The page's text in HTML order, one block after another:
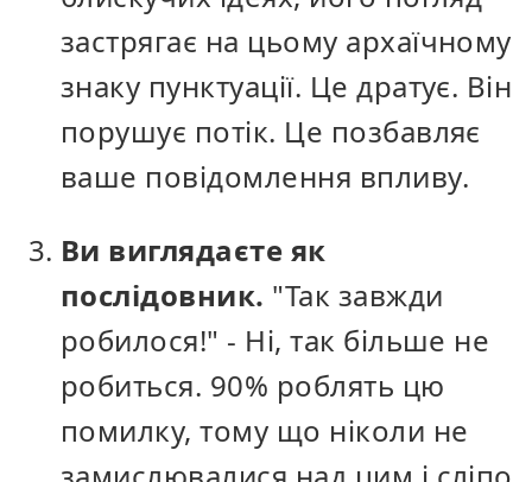
застрягає на цьому архаїчному
знаку пунктуації. Це дратує. Він
порушує потік. Це позбавляє
ваше повідомлення впливу.
Ви виглядаєте як
послідовник. "Так завжди
робилося!" - Ні, так більше не
робиться. 90% роблять цю
помилку, тому що ніколи не